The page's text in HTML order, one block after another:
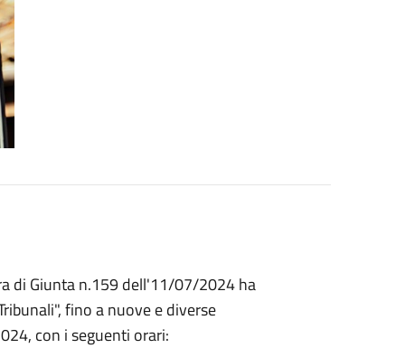
di Giunta n.159 dell'11/07/2024 ha
fino a nuove e diverse
con i seguenti orari: